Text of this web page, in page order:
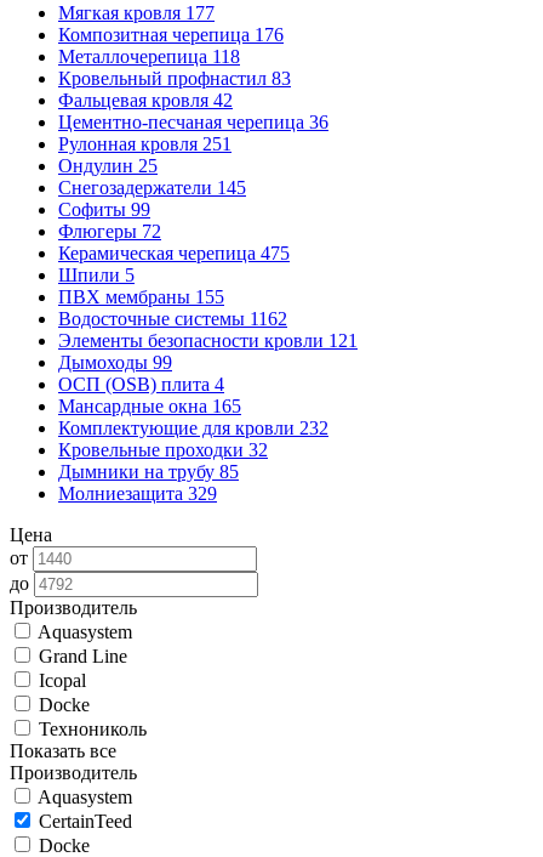
Мягкая кровля 177
Композитная черепица 176
Металлочерепица 118
Кровельный профнастил 83
Фальцевая кровля 42
Цементно-песчаная черепица 36
Рулонная кровля 251
Ондулин 25
Снегозадержатели 145
Софиты 99
Флюгеры 72
Керамическая черепица 475
Шпили 5
ПВХ мембраны 155
Водосточные системы 1162
Элементы безопасности кровли 121
Дымоходы 99
ОСП (OSB) плита 4
Мансардные окна 165
Комплектующие для кровли 232
Кровельные проходки 32
Дымники на трубу 85
Молниезащита 329
Цена
от
до
Производитель
Aquasystem
Grand Line
Icopal
Docke
Технониколь
Показать все
Производитель
Aquasystem
CertainTeed
Docke